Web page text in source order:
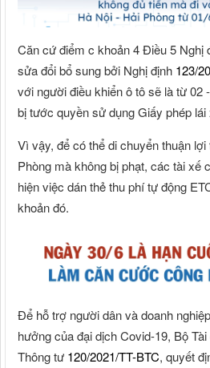
Căn cứ điểm c khoản 4 Điều 5 Nghị
sửa đổi bổ sung bởi Nghị định 123/
với người điều khiển ô tô sẽ là từ 02
bị tước quyền sử dụng Giấy phép lái
Vì vậy, để có thể di chuyển thuận
Phòng mà không bị phạt, các tài xế
hiện việc dán thẻ thu phí tự động
khoản đó.
Để hỗ trợ người dân và doanh
hưởng của đại dịch Covid-19, Bộ
Thông tư 120/2021/TT-BTC, quyết